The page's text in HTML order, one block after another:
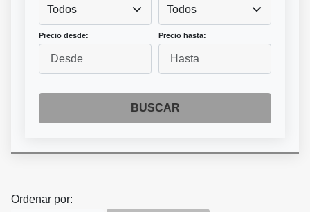
Todos Todos
Precio desde: Precio hasta:
BUSCAR
Ordenar por: